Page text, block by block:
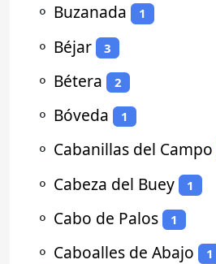
⚬ Buzanada 1
⚬ Béjar 3
⚬ Bétera 2
⚬ Bóveda 1
⚬ Cabanillas del Campo
⚬ Cabeza del Buey 1
⚬ Cabo de Palos 1
⚬ Caboalles de Abajo 1